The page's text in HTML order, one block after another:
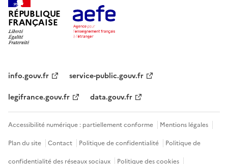
RÉPUBLIQUE
FRANÇAISE
info.gouv.fr
service-public.gouv.fr
legifrance.gouv.fr
data.gouv.fr
Accessibilité numérique : partiellement conforme
Mentions légales
Plan du site
Contact Politique de confidentialité
Politique de
confidentialité des réseaux sociaux
Politique des cookies